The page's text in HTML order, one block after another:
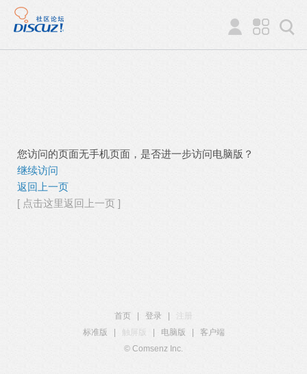
您访问的页面无手机页面，是否进一步访问电脑版？
继续访问
返回上一页
[ 点击这里返回上一页 ]
首页 登录
注册
标准版
触屏版 电脑版
客户端
© Comsenz Inc.